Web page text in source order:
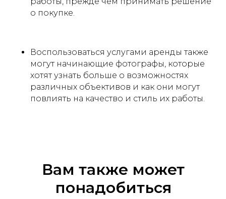
о покупке.
Воспользоваться услугами аренды также
могут начинающие фотографы, которые
хотят узнать больше о возможностях
различных объективов и как они могут
повлиять на качество и стиль их работы.
Вам также может
понадобиться